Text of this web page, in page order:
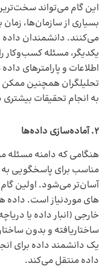
این گام می‌تواند
بسیاری از سازمان‌ها،
می‌کنند. دانشمندان
یکدیگر، مسئله کسب‌وکار
اطلاعات و پارامترهای
تحلیلگران همچنین
به انجام تحقیقات
2. آماده‌سازی داده‌ها
هنگامی که دامنه
مناسب برای پاسخگویی
آسان‌تر می‌شود. اولین
های موردنیاز است. داده
خارجی (انبار داده یا
ساختاریافته و بدون
یک دانشمند داده برای
دادهمنتقل می‌کند.